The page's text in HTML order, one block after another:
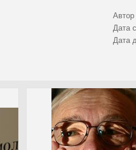
Автор
Дата
Дата